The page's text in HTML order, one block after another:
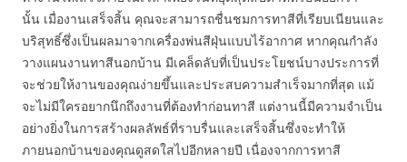
นั้น เมื่องานเสร็จสิ้น คุณจะสามารถชื่นชมการทาสีที่เรียบเนียนและ
บริสุทธิ์ซึ่งเป็นผลมาจากเครื่องพ่นสีฝุ่นแบบไร้อากาศ หากคุณกำลัง
วางแผนงานทาสีนอกบ้าน มีเคล็ดลับที่เป็นประโยชน์บางประการที่
จะช่วยให้งานของคุณง่ายขึ้นและประสบความสำเร็จมากที่สุด แม้
จะไม่มีใครอยากนึกถึงงานที่ต้องทำก่อนทาสี แต่งานนี้มีความจำเป็น
อย่างยิ่งในการสร้างผลลัพธ์ที่ราบรื่นและเสร็จสิ้นซึ่งจะทำให้
ภายนอกบ้านของคุณดูสดใสไปอีกหลายปี เนื่องจากการทาสี